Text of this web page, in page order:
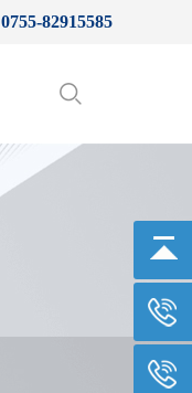
0755-82915585